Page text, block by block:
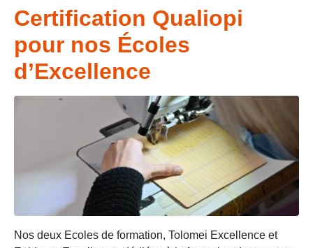
Certification Qualiopi
pour nos Écoles
d’Excellence
Nos deux Ecoles de formation, Tolomei Excellence et